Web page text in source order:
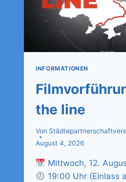
INFORMATIONEN
the line
Von
August 4, 2026
Mittwoch, 12.
19:00 Uhr (Einlass